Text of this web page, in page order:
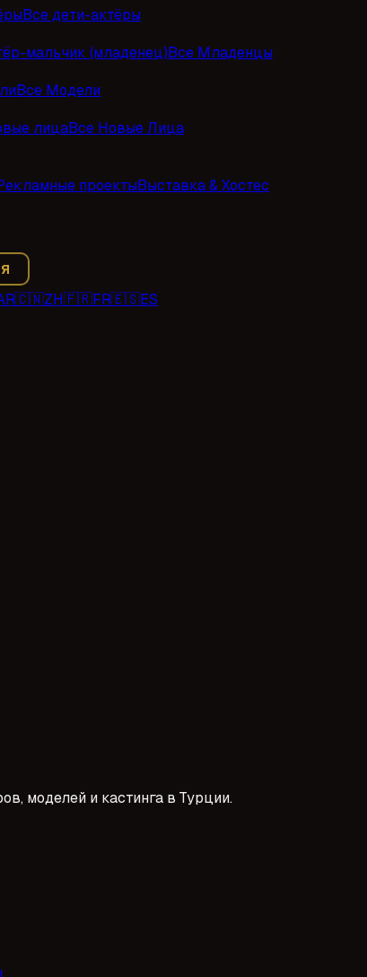
Все дети-актёры
мальчик (младенец)Все Младенцы
Все Модели
лицаВсе Новые Лица
проектыВыставка & Хостес
🇨🇳ZH🇫🇷FR🇪🇸ES
paylaşıyoruz. Böylece projelerde yer alma şansınızı
моделей и кастинга в Турции.